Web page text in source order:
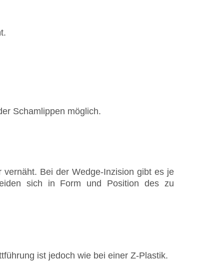
Schamlippen möglich.
Bei der Wedge-Inzision gibt es je
sich in Form und Position des zu
ist jedoch wie bei einer Z-Plastik.